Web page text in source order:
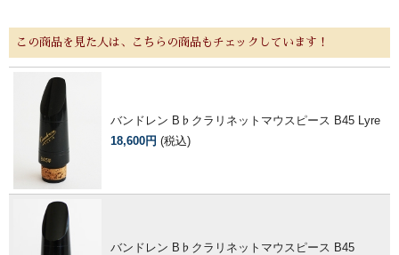
この商品を見た人は、こちらの商品もチェックしています！
バンドレン B♭クラリネットマウスピース B45 Lyre
18,600円 (税込)
バンドレン B♭クラリネットマウスピース B45